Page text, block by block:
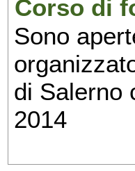
Corso di
Sono
di Salerno
2014